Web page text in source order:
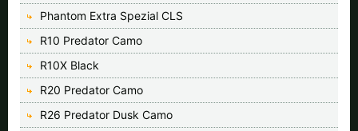
Phantom Extra Spezial CLS
R10 Predator Camo
R10X Black
R20 Predator Camo
R26 Predator Dusk Camo